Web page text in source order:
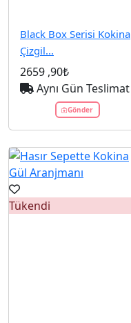
Black Box Serisi Kokina
Çizgil...
2659 ,90₺
Aynı Gün Teslimat
Gönder
Tükendi